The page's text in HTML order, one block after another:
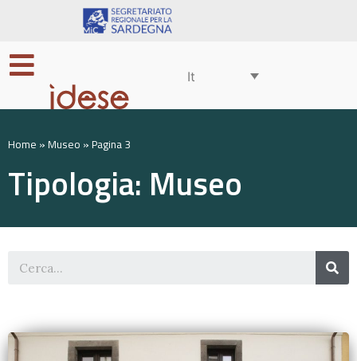
It
Home » Museo » Pagina 3
Tipologia: Museo